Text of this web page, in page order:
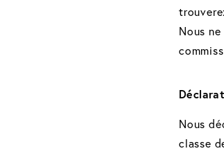
Nous
Nous
classe